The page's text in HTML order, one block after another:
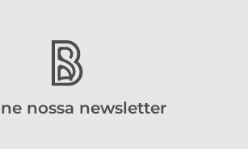
nossa newsletter